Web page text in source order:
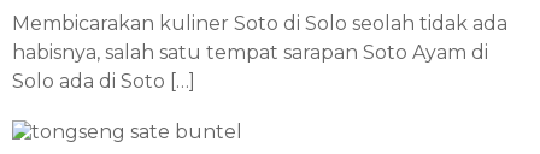
Membicarakan kuliner Soto di Solo seolah tidak ada
habisnya, salah satu tempat sarapan Soto Ayam di
Solo ada di Soto […]